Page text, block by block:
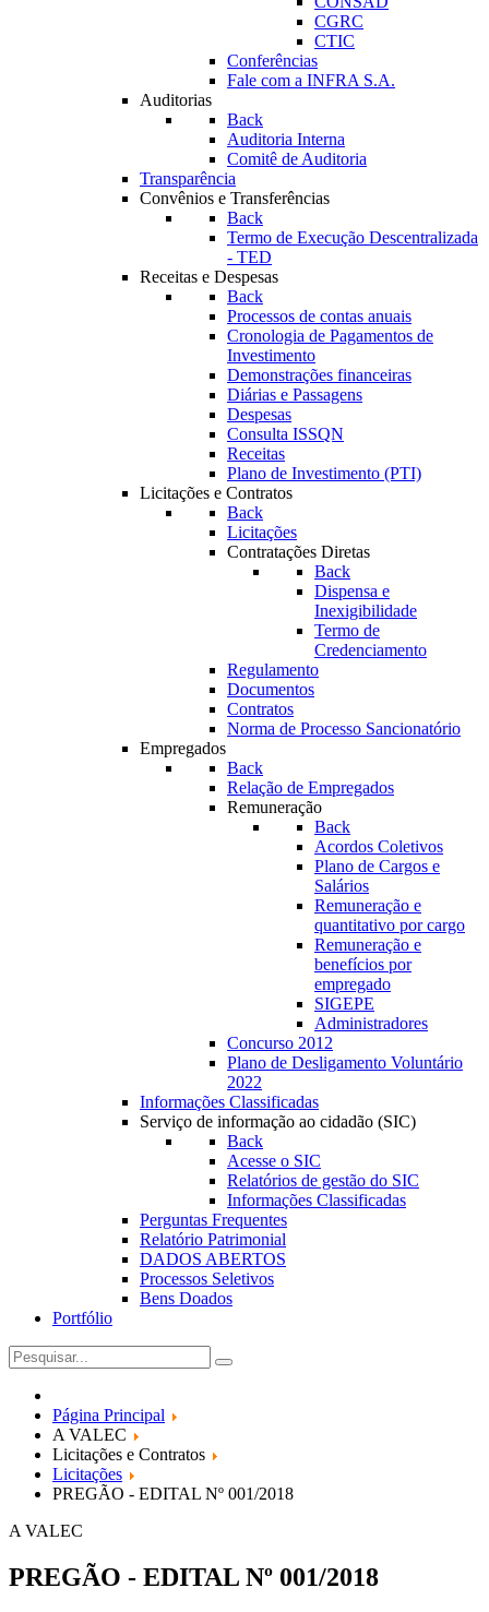
CGRC
CTIC
Conferências
Fale com a INFRA S.A.
Auditorias
Back
Auditoria Interna
Comitê de Auditoria
Transparência
Convênios e Transferências
Back
Termo de Execução Descentralizada
- TED
Receitas e Despesas
Back
Processos de contas anuais
Cronologia de Pagamentos de
Investimento
Demonstrações financeiras
Diárias e Passagens
Despesas
Consulta ISSQN
Receitas
Plano de Investimento (PTI)
Licitações e Contratos
Back
Licitações
Contratações Diretas
Back
Dispensa e
Inexigibilidade
Termo de
Credenciamento
Regulamento
Documentos
Contratos
Norma de Processo Sancionatório
Empregados
Back
Relação de Empregados
Remuneração
Back
Acordos Coletivos
Plano de Cargos e
Salários
Remuneração e
quantitativo por cargo
Remuneração e
benefícios por
empregado
SIGEPE
Administradores
Concurso 2012
Plano de Desligamento Voluntário
2022
Informações Classificadas
Serviço de informação ao cidadão (SIC)
Back
Acesse o SIC
Relatórios de gestão do SIC
Informações Classificadas
Perguntas Frequentes
Relatório Patrimonial
DADOS ABERTOS
Processos Seletivos
Bens Doados
Portfólio
Página Principal
A VALEC
Licitações e Contratos
Licitações
PREGÃO - EDITAL Nº 001/2018
A VALEC
PREGÃO - EDITAL Nº 001/2018